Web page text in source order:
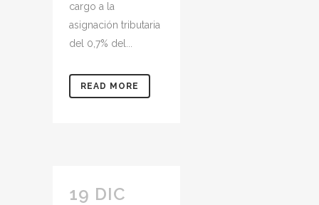
cargo a la
asignación tributaria
del 0,7% del...
READ MORE
19 DIC